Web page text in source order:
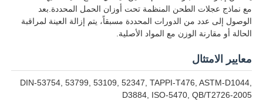
المنتجات
حول بنا
مع نماذج عجلات الطحن المنظمة تحت أوزان الحمل المحددة.بعد
الوصول إلى عدد من الدورات المحددة مسبقاً، يتم إزالة العينة لمراقبة
الحالة أو مقارنة الوزن مع المواد الأصلية.
معايير الامتثال
DIN-53754, 53799, 53109, 52347, TAPPI-T476, ASTM-D1044,
D3884, ISO-5470, QB/T2726-2005